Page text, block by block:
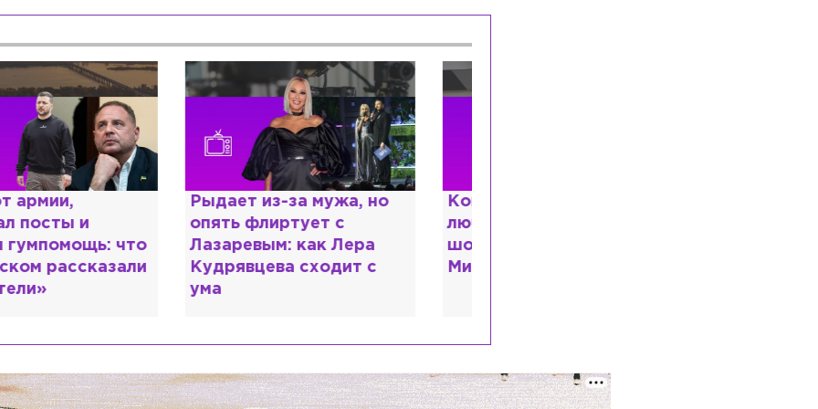
из-за мужа, но
флиртует с
как Лера
сходит с
Комиссар Каттани и
любовь к русской душе:
шокирующая исповедь
Микеле Плачидо